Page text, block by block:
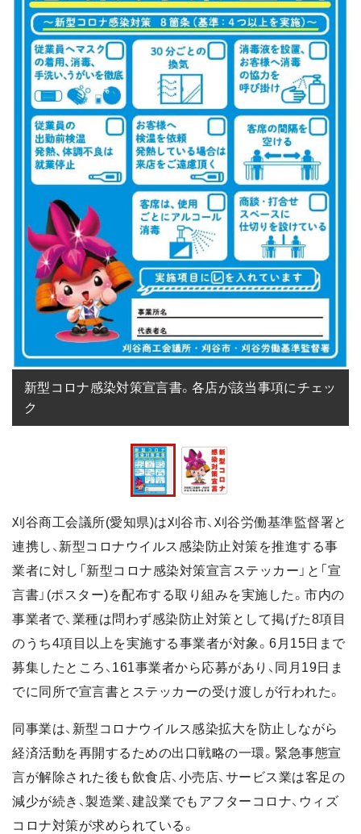
新型コロナ感染対策宣言書。各店が該当事項にチェッ
ク
刈谷商工会議所(愛知県)は刈谷市、刈谷労働基準監督署と
連携し、新型コロナウイルス感染防止対策を推進する事
業者に対し「新型コロナ感染対策宣言ステッカー」と「宣
言書」(ポスター)を配布する取り組みを実施した。市内の
事業者で、業種は問わず感染防止対策として掲げた8項目
のうち4項目以上を実施する事業者が対象。6月15日まで
募集したところ、161事業者から応募があり、同月19日ま
でに同所で宣言書とステッカーの受け渡しが行われた。
同事業は、新型コロナウイルス感染拡大を防止しながら
経済活動を再開するための出口戦略の一環。緊急事態宣
言が解除された後も飲食店、小売店、サービス業は客足の
減少が続き、製造業、建設業でもアフターコロナ、ウィズ
コロナ対策が求められている。